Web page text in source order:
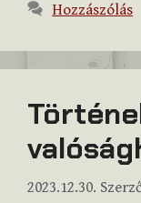
Hozzászólás
2023.12.30.